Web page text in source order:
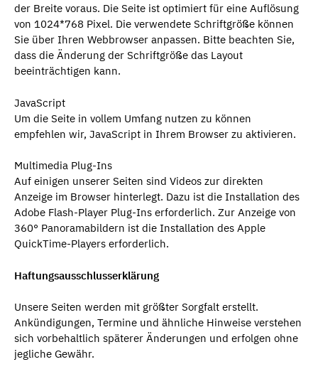
der Breite voraus. Die Seite ist optimiert für eine Auflösung
von 1024*768 Pixel. Die verwendete Schriftgröße können
Sie über Ihren Webbrowser anpassen. Bitte beachten Sie,
dass die Änderung der Schriftgröße das Layout
beeinträchtigen kann.
JavaScript
Um die Seite in vollem Umfang nutzen zu können
empfehlen wir, JavaScript in Ihrem Browser zu aktivieren.
Multimedia Plug-Ins
Auf einigen unserer Seiten sind Videos zur direkten
Anzeige im Browser hinterlegt. Dazu ist die Installation des
Adobe Flash-Player Plug-Ins erforderlich. Zur Anzeige von
360° Panoramabildern ist die Installation des Apple
QuickTime-Players erforderlich.
Haftungsausschlusserklärung
Unsere Seiten werden mit größter Sorgfalt erstellt.
Ankündigungen, Termine und ähnliche Hinweise verstehen
sich vorbehaltlich späterer Änderungen und erfolgen ohne
jegliche Gewähr.